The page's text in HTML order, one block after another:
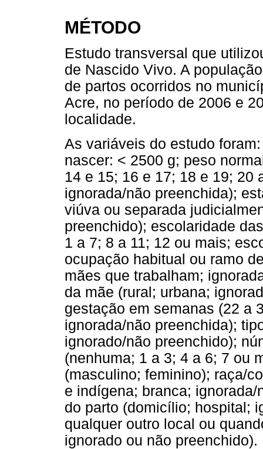
MÉTODO
Estudo transversal que
de Nascido Vivo. A
de partos ocorridos no
Acre, no período de 2006 e
localidade.
As variáveis do estudo
nascer: < 2500 g; peso
14 e 15; 16 e 17; 18 e 19; 20
ignorada/não preenchida);
viúva ou separada
preenchido); escolaridade
1 a 7; 8 a 11; 12 ou mais;
ocupação habitual ou ramo
mães que trabalham;
da mãe (rural; urbana;
gestação em semanas (22 a
ignorada/não preenchida);
ignorado/não preenchido);
(nenhuma; 1 a 3; 4 a 6; 7 ou
(masculino; feminino); raça/
e indígena; branca;
do parto (domicílio; hospital;
qualquer outro local ou
ignorado ou não preenchido).